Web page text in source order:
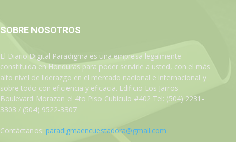
SOBRE NOSOTROS
El Diario Digital Paradigma es una empresa legalmente
constituida en Honduras para poder servirle a usted, con el más
alto nivel de liderazgo en el mercado nacional e internacional y
sobre todo con eficiencia y eficacia. Edificio Los Jarros
Boulevard Morazan el 4to Piso Cubiculo #402 Tel: (504) 2231-
3303 / (504) 9522-3307
Contáctanos: paradigmaencuestadora@gmail.com